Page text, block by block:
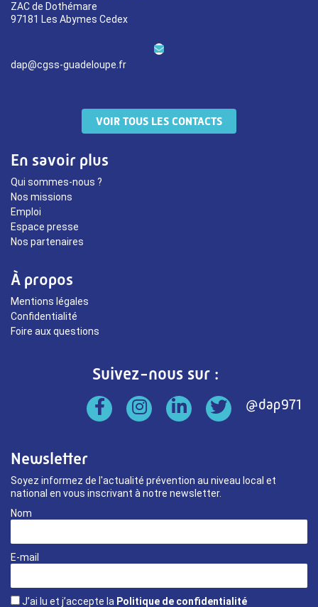
ZAC de Dothémare
97181 Les Abymes Cedex
dap@cgss-guadeloupe.fr
VOIR TOUS LES CONTACTS
En savoir plus
Qui sommes-nous ?
Nos missions
Emploi
Espace presse
Nos partenaires
À propos
Mentions légales
Confidentialité
Foire aux questions
Suivez-nous sur :
Newsletter
Soyez informez de l'actualité prévention au niveau local et
national en vous inscrivant à notre newsletter.
Nom
E-mail
J’ai lu et j’accepte la Politique de confidentialité